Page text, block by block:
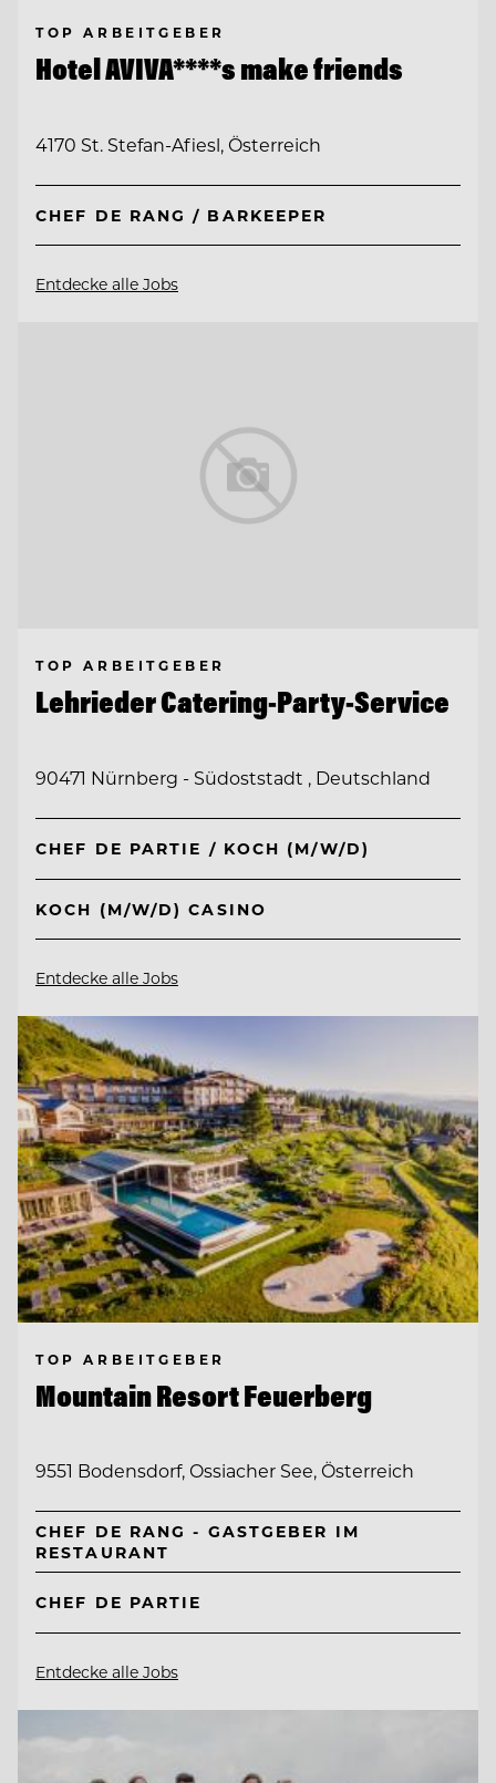
TOP ARBEITGEBER
Hotel AVIVA****s make friends
4170 St. Stefan-Afiesl, Österreich
CHEF DE RANG / BARKEEPER
Entdecke alle Jobs
TOP ARBEITGEBER
Lehrieder Catering-Party-Service
90471 Nürnberg - Südoststadt , Deutschland
CHEF DE PARTIE / KOCH (M/W/D)
KOCH (M/W/D) CASINO
Entdecke alle Jobs
TOP ARBEITGEBER
Mountain Resort Feuerberg
9551 Bodensdorf, Ossiacher See, Österreich
CHEF DE RANG - GASTGEBER IM
RESTAURANT
CHEF DE PARTIE
Entdecke alle Jobs